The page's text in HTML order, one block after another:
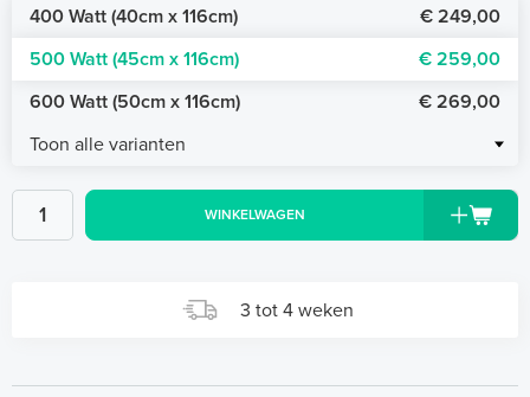
400 Watt (40cm x 116cm)
€ 249,00
500 Watt (45cm x 116cm)
€ 259,00
600 Watt (50cm x 116cm)
€ 269,00
Toon alle varianten
WINKELWAGEN
3 tot 4 weken